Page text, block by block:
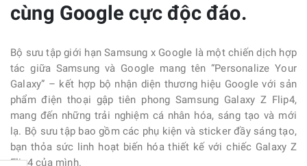
cùng Google cực độc đáo.
Bộ sưu tập giới hạn Samsung x Google là một chiến dịch hợp
tác giữa Samsung và Google mang tên “Personalize Your
Galaxy” – kết hợp bộ nhận diện thương hiệu Google với sản
phẩm điện thoại gập tiên phong Samsung Galaxy Z Flip4,
mang đến những trải nghiệm cá nhân hóa, sáng tạo và mới
lạ. Bộ sưu tập bao gồm các phụ kiện và sticker đầy sáng tạo,
bạn thỏa sức linh hoạt biến hóa thiết kế với chiếc Galaxy Z
Flip4 của mình.